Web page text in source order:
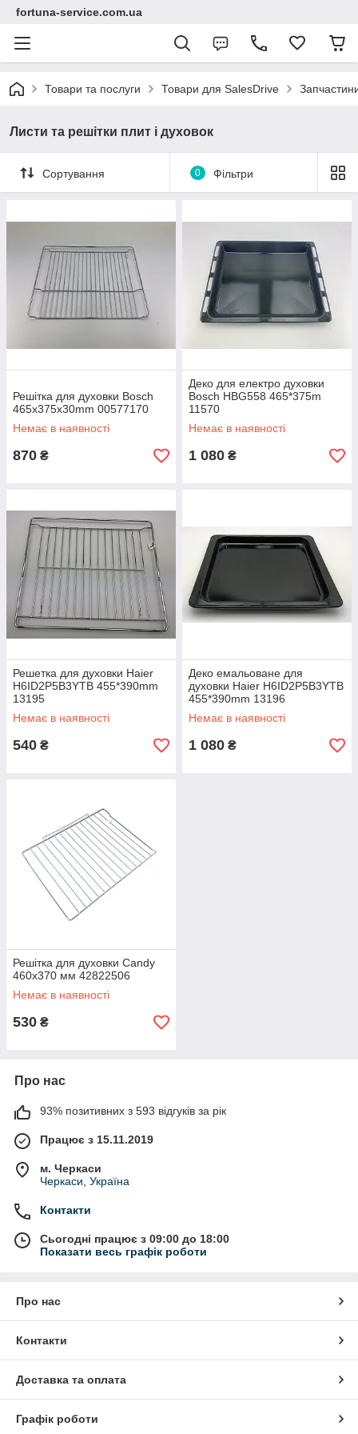
fortuna-service.com.ua
Товари та послуги Товари для SalesDrive
Листи та решітки плит і духовок
Сортування 0 Фільтри
Решітка для духовки Bosch
465x375x30mm 00577170
Немає в наявності
870 ₴
Деко для електро духовки
Bosch HBG558 465*375m
11570
Немає в наявності
1 080 ₴
Решетка для духовки Haier
H6ID2P5B3YTB 455*390mm
13195
Немає в наявності
540 ₴
Деко емальоване для
духовки Haier H6ID2P5B3YTB
455*390mm 13196
Немає в наявності
1 080 ₴
Решітка для духовки Candy
460x370 мм 42822506
Немає в наявності
530 ₴
Про нас
93% позитивних з 593 відгуків за рік
Працює з 15.11.2019
м. Черкаси
Черкаси, Україна
Контакти
Сьогодні працює з 09:00 до 18:00
Показати весь графік роботи
Про нас
Контакти
Доставка та оплата
Графік роботи